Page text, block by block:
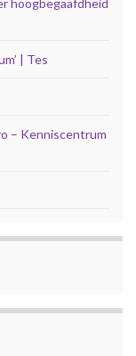
hoogbegaafdheid
| Tes
– Kenniscentrum